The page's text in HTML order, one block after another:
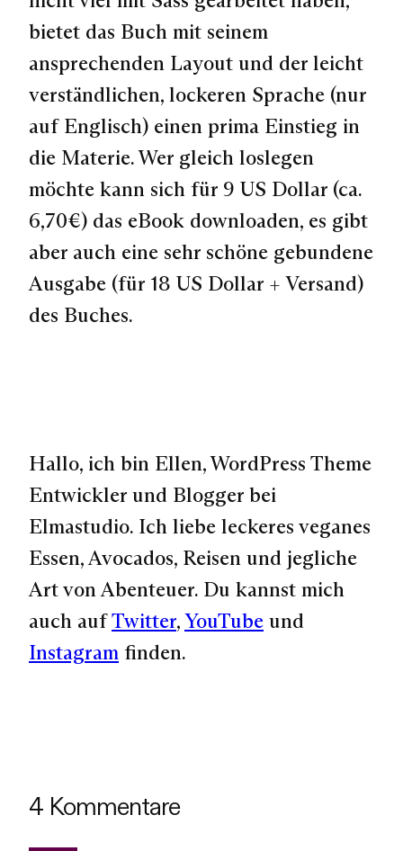
bietet das Buch mit seinem
ansprechenden Layout und der leicht
verständlichen, lockeren Sprache (nur
auf Englisch) einen prima Einstieg in
die Materie. Wer gleich loslegen
möchte kann sich für 9 US Dollar (ca.
6,70€) das eBook downloaden, es gibt
aber auch eine sehr schöne gebundene
Ausgabe (für 18 US Dollar + Versand)
des Buches.
Hallo, ich bin Ellen, WordPress Theme
Entwickler und Blogger bei
Elmastudio. Ich liebe leckeres veganes
Essen, Avocados, Reisen und jegliche
Art von Abenteuer. Du kannst mich
auch aufTwitter,YouTube und
Instagram finden.
4 Kommentare